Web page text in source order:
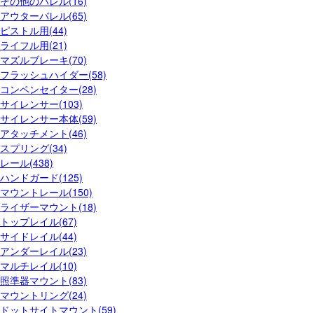
アウターバレル(65)
ピストル用(44)
ライフル用(21)
マズルブレーキ(70)
フラッシュハイダー(58)
コンペンセイター(28)
サイレンサー(103)
サイレンサー本体(59)
アタッチメント(46)
スプリング(34)
レール(438)
ハンドガード(125)
マウントレール(150)
ライザーマウント(18)
トップレイル(67)
サイドレイル(44)
アンダーレイル(23)
マルチレイル(10)
照準器マウント(83)
マウントリング(24)
ドットサイトマウント(59)